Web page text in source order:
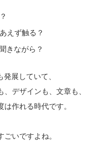
えず触る？
きながら？
発展していて、
デザインも、 文章も、
は作れる時代です。
ごいですよね。